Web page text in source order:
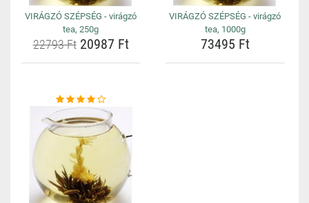
VIRÁGZÓ SZÉPSÉG - virágzó
tea, 250g
22793 Ft20987 Ft
VIRÁGZÓ SZÉPSÉG - virágzó
tea, 1000g
73495 Ft